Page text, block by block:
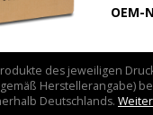
OEM-
des jeweiligen
Herstellerangabe)
Deutschlands.